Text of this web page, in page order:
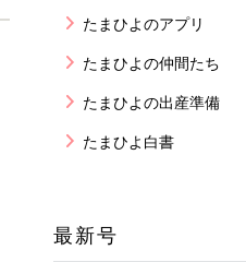
たまひよのアプリ
たまひよの仲間たち
たまひよの出産準備
たまひよ白書
最新号